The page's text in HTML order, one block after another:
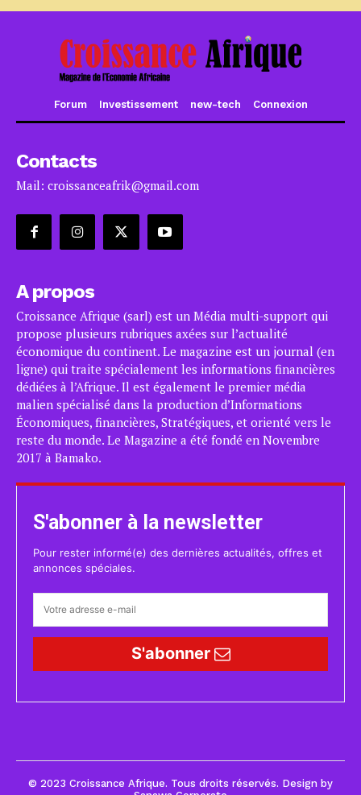
Forum Investissement new-tech Connexion
Contacts
Mail: croissanceafrik@gmail.com
A propos
Croissance Afrique (sarl) est un Média multi-support qui
propose plusieurs rubriques axées sur l’actualité
économique du continent. Le magazine est un journal (en
ligne) qui traite spécialement les informations financières
dédiées à l’Afrique. Il est également le premier média
malien spécialisé dans la production d’Informations
Économiques, financières, Stratégiques, et orienté vers le
reste du monde. Le Magazine a été fondé en Novembre
2017 à Bamako.
S'abonner à la newsletter
Pour rester informé(e) des dernières actualités, offres et
annonces spéciales.
S'abonner
© 2023 Croissance Afrique. Tous droits réservés. Design by